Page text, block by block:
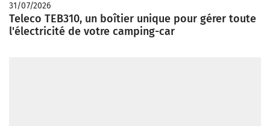
31/07/2026
Teleco TEB310, un boîtier unique pour gérer toute
l'électricité de votre camping-car